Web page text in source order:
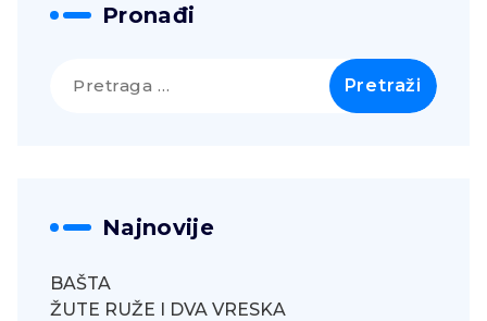
Pronađi
Najnovije
BAŠTA
ŽUTE RUŽE I DVA VRESKA